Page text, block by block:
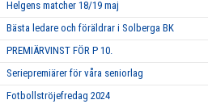
Helgens matcher 18/19 maj
Bästa ledare och föräldrar i Solberga BK
PREMIÄRVINST FÖR P 10.
Seriepremiärer för våra seniorlag
Fotbollströjefredag 2024